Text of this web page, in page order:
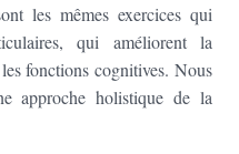
les mêmes exercices qui
qui améliorent la
fonctions cognitives. Nous
approche holistique de la